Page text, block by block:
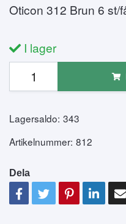
Oticon 312 Brun 6 st/
I lager
Lagersaldo: 343
Artikelnummer: 812
Dela